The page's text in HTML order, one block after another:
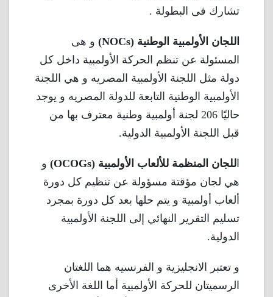
تشارك فى البطولة .
اللجان الأولمبية الوطنية (NOCs)
و هى
المسئولة عن تنظم الحركة الأولمبية داخل كل
دولة مثل اللجنة الأولمبية المصريه و هي اللجنة
الأولمبية الوطنية التابعة للدولة المصريه و يوجد
حاليًا 206 لجنة أولمبية وطنية معترف بها من
قبل اللجنة الأولمبية الدولية.
للجان المنظمة للألعاب الأولمبية (OCOGs)
و
هي لجان مؤقتة مسؤولة عن تنظيم كل دورة
ألعاب أولمبية و يتم حلها بعد كل دورة بمجرد
تسليم التقرير النهائي إلى اللجنة الأولمبية
الدولية.
و تعتبر الانجليزية و الفرنسيه هما اللغتان
الرسميتان للحركة الأولمبية أما اللغة الأخرى